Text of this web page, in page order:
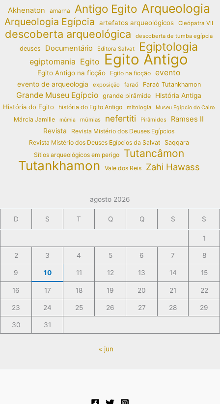
Akhenaton amarna Antigo Egito Arqueologia
Arqueologia Egípcia artefatos arqueológicos Cleópatra VII
descoberta arqueológica descoberta de tumba egípcia
deuses Documentário Editora Salvat Egiptologia
egiptomania Egito Egito Antigo
Egito Antigo na ficção Egito na ficção evento
evento de arqueologia exposição faraó Faraó Tutankhamon
Grande Museu Egípcio grande pirâmide
História Antiga
História do Egito
história do Egito Antigo mitologia Museu Egípcio do Cairo
Márcia Jamille múmia múmias nefertiti Pirâmides Ramses II
Revista
Revista Mistério dos Deuses Egípcios
Revista Mistério dos Deuses Egípcios da Salvat
Saqqara
Sítios arqueológicos em perigo
Tutancâmon
Tutankhamon Vale dos Reis Zahi Hawass
agosto 2026
D S T Q Q S S
1
2 3 4 5 6 7 8
9 10 11 12 13 14 15
16 17 18 19 20 21 22
23 24 25 26 27 28 29
30 31
« jun